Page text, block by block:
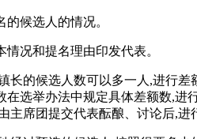
候选人的情况。
况和提名理由印发代表。
长的候选人数可以多一人,进行
在选举办法中规定具体差额数,
主席团提交代表酝酿、讨论后,